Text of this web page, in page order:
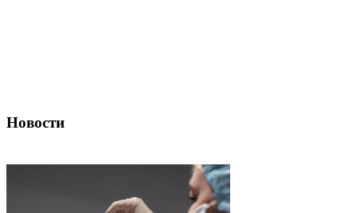
Новости